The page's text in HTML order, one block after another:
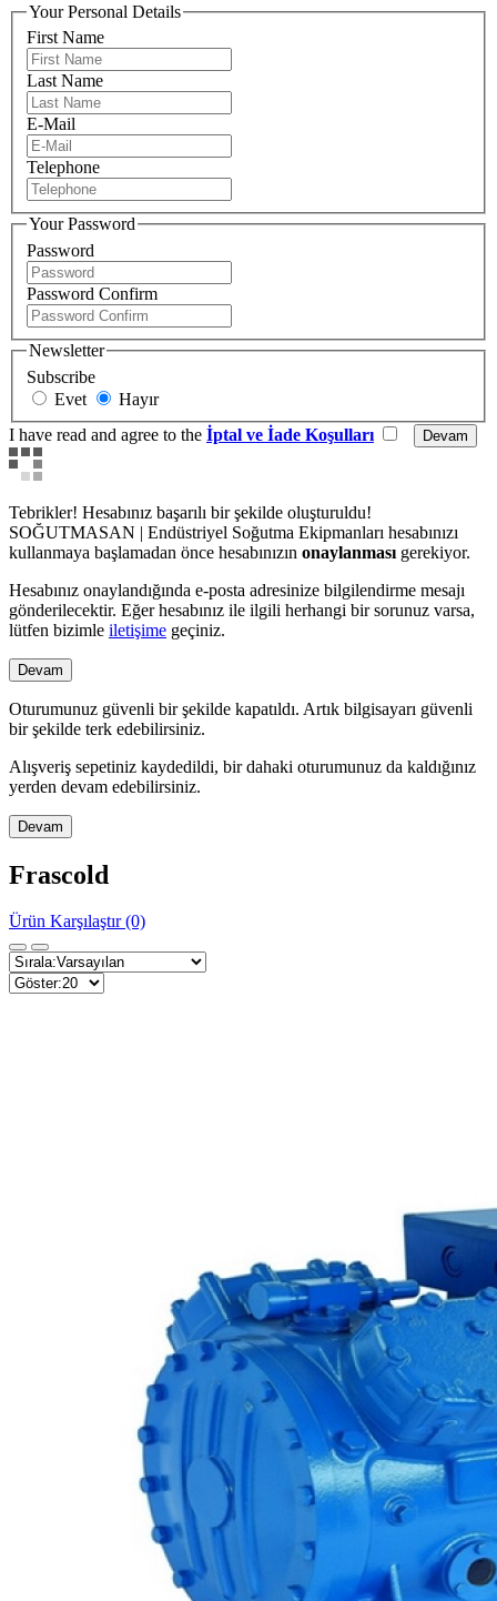
Your Personal Details
First Name
Last Name
E-Mail
Telephone
Your Password
Password
Password Confirm
Newsletter
Subscribe
Evet
Hayır
I have read and agree to the İptal ve İade Koşulları
Tebrikler! Hesabınız başarılı bir şekilde oluşturuldu!
SOĞUTMASAN | Endüstriyel Soğutma Ekipmanları hesabınızı
kullanmaya başlamadan önce hesabınızın onaylanması gerekiyor.
Hesabınız onaylandığında e-posta adresinize bilgilendirme mesajı
gönderilecektir. Eğer hesabınız ile ilgili herhangi bir sorunuz varsa,
lütfen bizimle iletişime geçiniz.
Devam
Oturumunuz güvenli bir şekilde kapatıldı. Artık bilgisayarı güvenli
bir şekilde terk edebilirsiniz.
Alışveriş sepetiniz kaydedildi, bir dahaki oturumunuz da kaldığınız
yerden devam edebilirsiniz.
Devam
Frascold
Ürün Karşılaştır (0)